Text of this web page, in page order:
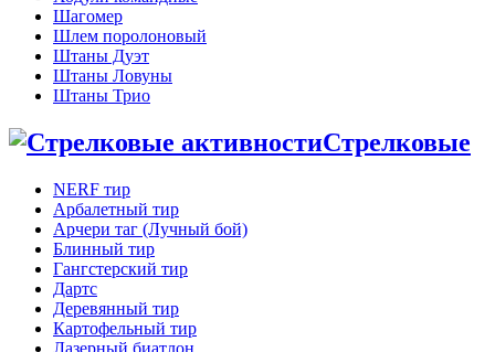
Шагомер
Шлем поролоновый
Штаны Дуэт
Штаны Ловуны
Штаны Трио
Стрелковые
NERF тир
Арбалетный тир
Арчери таг (Лучный бой)
Блинный тир
Гангстерский тир
Дартс
Деревянный тир
Картофельный тир
Лазерный биатлон